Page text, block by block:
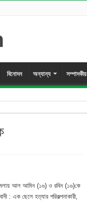
বিনোদন অন্যান্য সম্পাদকীয়
আল আমিন (১৬) ও রবিন (১৬)কে
: এক ছেলে হত্যার পরিকল্পনাকারী,